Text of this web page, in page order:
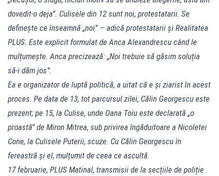
dovedit-o deja”. Culisele din 12 sunt noi, protestatarii. Se
definește ce înseamnă „noi” – adică protestatarii și Realitatea
PLUS. Este explicit formulat de Anca Alexandrescu când le
mulțumește. Anca precizează: „Noi trebuie să găsim soluția
să-i dăm jos”.
Ea e organizator de luptă politică, a uitat că e și ziarist în acest
proces. Pe data de 13, tot parcursul zilei, Călin Georgescu este
prezent; pe 15, la Culise, unde Oana Toiu este declarată „o
proastă” de Miron Mitrea, sub privirea îngăduitoare a Nicoletei
Cone, la Culisele Puterii, scuze. Cu Călin Georgescu în
fereastră și el, mulțumit de ceea ce ascultă.
17 februarie, PLUS Matinal, transmisii de la secțiile de poliție